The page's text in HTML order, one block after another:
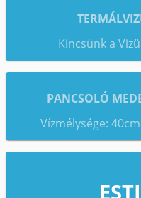
Kincsünk a
PANCSOLÓ
Vízmélysége: